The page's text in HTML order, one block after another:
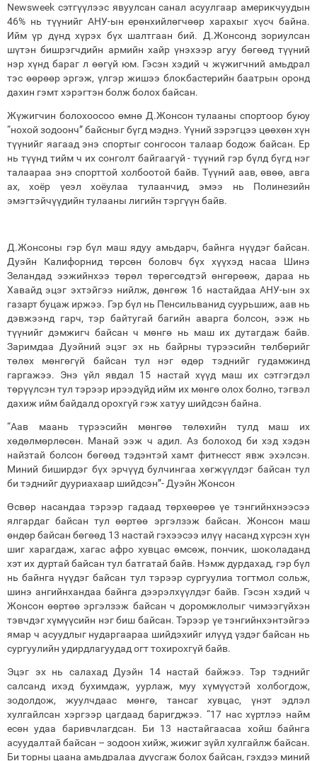
Newsweek сэтгүүлээс явуулсан санал асуулгаар америкчуудын
46% нь түүнийг АНУ-ын ерөнхийлөгчөөр харахыг хүсч байна.
Ийм үр дүнд хүрэх бүх шалтгаан бий. Д.Жонсонд зориулсан
шүтэн бишрэгчдийн армийн хайр үнэхээр агуу бөгөөд түүний
нэр хүнд бараг л өөгүй юм. Гэсэн хэдий ч жүжигчний амьдрал
тэс өөрөөр эргэж, үлгэр жишээ блокбастерийн баатрын оронд
дахин гэмт хэрэгтэн болж болох байсан.
Жүжигчин болохоосоо өмнө Д.Жонсон тулааны спортоор буюу
“нохой зодоонч” байсныг бүгд мэднэ. Үүний зэрэгцээ цөөхөн хүн
түүнийг яагаад энэ спортыг сонгосон талаар бодож байсан. Ер
нь түүнд тийм ч их сонголт байгаагүй - түүний гэр бүлд бүгд нэг
талаараа энэ спорттой холбоотой байв. Түүний аав, өвөө, авга
ах, хоёр үеэл хоёулаа тулаанчид, эмээ нь Полинезийн
эмэгтэйчүүдийн тулааны лигийн тэргүүн байв.
Д.Жонсоны гэр бүл маш ядуу амьдарч, байнга нүүдэг байсан.
Дуэйн Калифорнид төрсөн боловч бүх хүүхэд насаа Шинэ
Зеландад ээжийнхээ төрөл төрөгсөдтэй өнгөрөөж, дараа нь
Хавайд эцэг эхтэйгээ нийлж, дөнгөж 16 настайдаа АНУ-ын эх
газарт буцаж иржээ. Гэр бүл нь Пенсильванид суурьшиж, аав нь
дэвжээнд гарч, тэр байтугай багийн аварга болсон, ээж нь
түүнийг дэмжигч байсан ч мөнгө нь маш их дутагдаж байв.
Заримдаа Дуэйний эцэг эх нь байрны түрээсийн төлбөрийг
төлөх мөнгөгүй байсан тул нэг өдөр тэднийг гудамжинд
гаргажээ. Энэ үйл явдал 15 настай хүүд маш их сэтгэгдэл
төрүүлсэн тул тэрээр ирээдүйд ийм их мөнгө олох болно, тэгвэл
дахиж ийм байдалд орохгүй гэж хатуу шийдсэн байна.
“Аав маань түрээсийн мөнгөө төлөхийн тулд маш их
хөдөлмөрлөсөн. Манай ээж ч адил. Аз болоход би хэд хэдэн
найзтай болсон бөгөөд тэдэнтэй хамт фитнесст явж эхэлсэн.
Миний биширдэг бүх эрчүүд булчингаа хөгжүүлдэг байсан тул
би тэднийг дууриахаар шийдсэн”- Дуэйн Жонсон
Өсвөр насандаа тэрээр гадаад төрхөөрөө үе тэнгийнхнээсээ
ялгардаг байсан тул өөртөө эргэлзэж байсан. Жонсон маш
өндөр байсан бөгөөд 13 настай гэхээсээ илүү насанд хүрсэн хүн
шиг харагдаж, хагас афро хувцас өмсөж, пончик, шоколаданд
хэт их дуртай байсан тул батгатай байв. Нэмж дурдахад, гэр бүл
нь байнга нүүдэг байсан тул тэрээр сургуулиа тогтмол сольж,
шинэ ангийнхандаа байнга дээрэлхүүлдэг байв. Гэсэн хэдий ч
Жонсон өөртөө эргэлзэж байсан ч доромжлолыг чимээгүйхэн
тэвчдэг хүмүүсийн нэг биш байсан. Тэрээр үе тэнгийнхэнтэйгээ
ямар ч асуудлыг нударгаараа шийдэхийг илүүд үздэг байсан нь
сургуулийн удирдлагуудад огт тохирохгүй байв.
Эцэг эх нь салахад Дуэйн 14 настай байжээ. Тэр тэднийг
салсанд ихэд бухимдаж, уурлаж, муу хүмүүстэй холбогдож,
зодолдож, жуулчдаас мөнгө, тансаг хувцас, үнэт эдлэл
хулгайлсан хэргээр цагдаад баригджээ. “17 нас хүртлээ найм
есөн удаа баривчлагдсан. Би 13 настайгаасаа хойш байнга
асуудалтай байсан – зодоон хийж, жижиг зүйл хулгайлж байсан.
Би торны цаана амьдралаа дуусгаж болох байсан, гэхдээ миний